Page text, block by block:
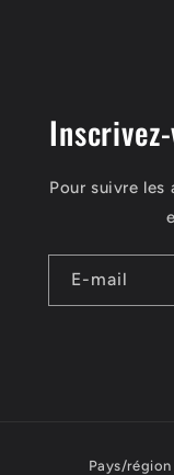
Pour suivre
E-mail
Pays/région